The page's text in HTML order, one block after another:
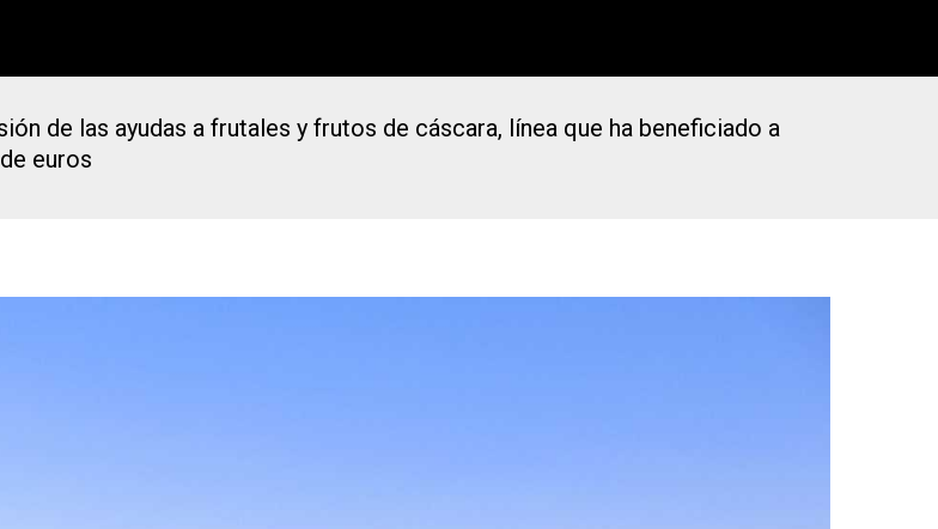
de las ayudas a frutales y frutos de cáscara, línea que ha beneficiado a
euros